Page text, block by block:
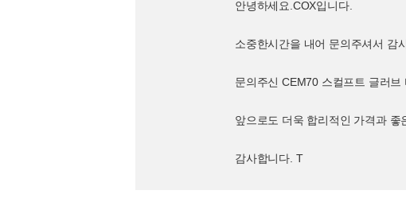
안녕하세요.COX입니다.
소중한시간을 내어 문의주셔서 감
문의주신 CEM70 스컬프트 글러
앞으로도 더욱 합리적인 가격과 좋
감사합니다. T